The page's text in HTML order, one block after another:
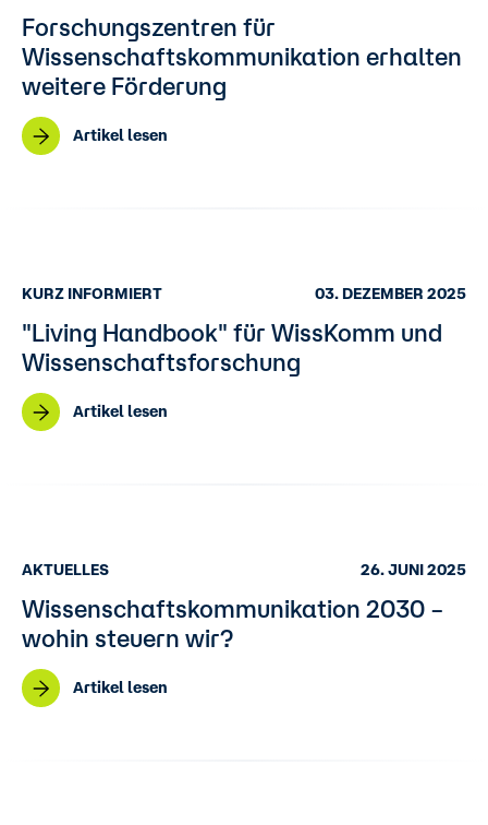
Forschungszentren für
Wissenschaftskommunikation erhalten
weitere Förderung
Artikel lesen
KURZ INFORMIERT 03. DEZEMBER 2025
"Living Handbook" für WissKomm und
Wissenschaftsforschung
Artikel lesen
AKTUELLES 26. JUNI 2025
Wissenschaftskommunikation 2030 –
wohin steuern wir?
Artikel lesen